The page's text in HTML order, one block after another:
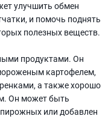
улучшить обмен
и помочь поднять
полезных веществ.
продуктами. Он
картофелем,
а также хорошо
Он может быть
или добавлен